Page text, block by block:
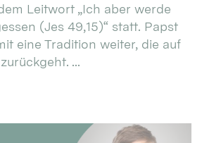
Leitwort „Ich aber werde
(Jes 49,15)“ statt. Papst
eine Tradition weiter, die auf
...